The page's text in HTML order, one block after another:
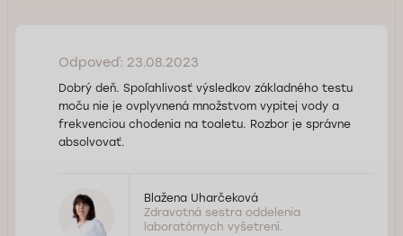
Odpoveď: 23.08.2023
Dobrý deň. Spoľahlivosť výsledkov základného testu
moču nie je ovplyvnená množstvom vypitej vody a
frekvenciou chodenia na toaletu. Rozbor je správne
absolvovať.
Blažena Uharčeková
Zdravotná sestra oddelenia
laboratórnych vyšetrení.